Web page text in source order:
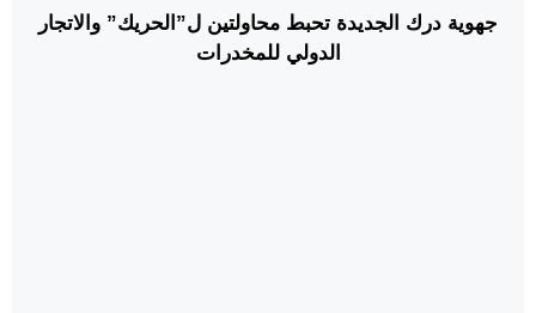
جهوية درك الجديدة تحبط محاولتين ل”الحريك” والاتجار
الدولي للمخدرات